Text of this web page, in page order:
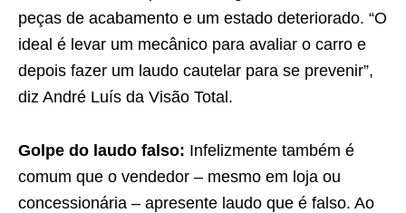
peças de acabamento e um estado deteriorado. “O
ideal é levar um mecânico para avaliar o carro e
depois fazer um laudo cautelar para se prevenir”,
diz André Luís da Visão Total.
Golpe do laudo falso: Infelizmente também é
comum que o vendedor – mesmo em loja ou
concessionária – apresente laudo que é falso. Ao